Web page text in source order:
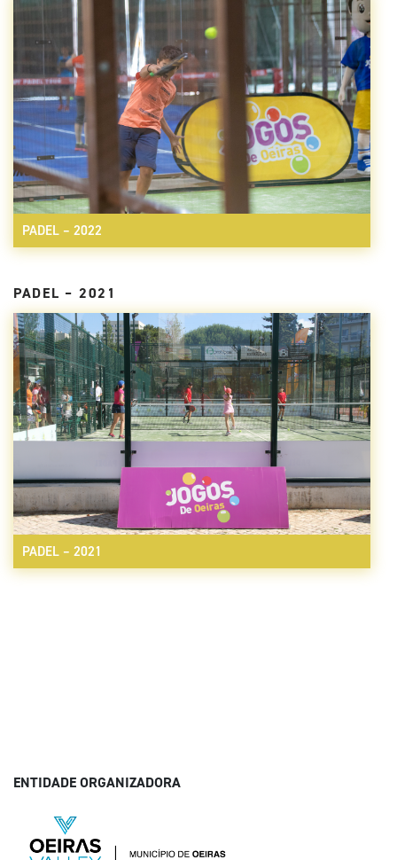
PADEL – 2022
PADEL – 2021
PADEL – 2021
ENTIDADE ORGANIZADORA